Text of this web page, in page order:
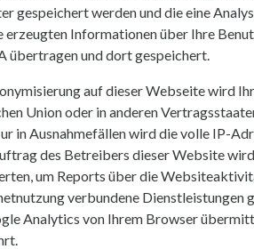
gespeichert werden und die eine
Informationen über Ihre
übertragen und dort gespeichert.
auf dieser Webseite wird
Union oder in anderen
Ausnahmefällen wird die volle IP-
des Betreibers dieser Website
um Reports über die
verbundene
Analytics von Ihrem Browser